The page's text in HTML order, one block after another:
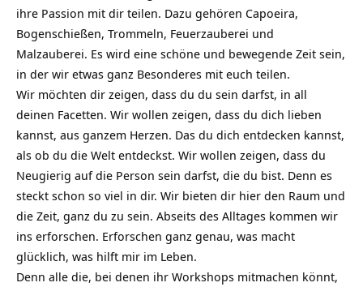
ihre Passion mit dir teilen. Dazu gehören Capoeira,
Bogenschießen, Trommeln, Feuerzauberei und
Malzauberei. Es wird eine schöne und bewegende Zeit sein,
in der wir etwas ganz Besonderes mit euch teilen.
Wir möchten dir zeigen, dass du du sein darfst, in all
deinen Facetten. Wir wollen zeigen, dass du dich lieben
kannst, aus ganzem Herzen. Das du dich entdecken kannst,
als ob du die Welt entdeckst. Wir wollen zeigen, dass du
Neugierig auf die Person sein darfst, die du bist. Denn es
steckt schon so viel in dir. Wir bieten dir hier den Raum und
die Zeit, ganz du zu sein. Abseits des Alltages kommen wir
ins erforschen. Erforschen ganz genau, was macht
glücklich, was hilft mir im Leben.
Denn alle die, bei denen ihr Workshops mitmachen könnt,